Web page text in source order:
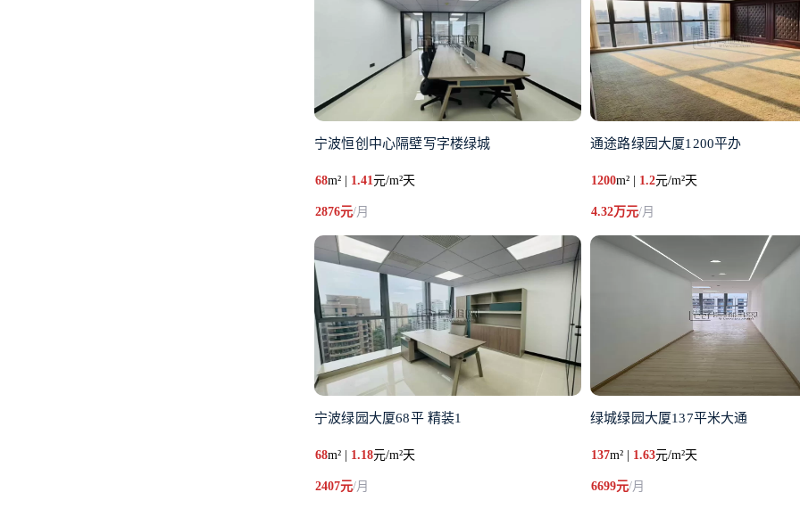
宁波恒创中心隔壁写字楼绿城
68m² | 1.41元/m²天
2876元/月
通途路绿园大厦1200平办
1200m² | 1.2元/m²天
4.32万元/月
宁波绿园大厦68平 精装1
68m² | 1.18元/m²天
2407元/月
绿城绿园大厦137平米大通
137m² | 1.63元/m²天
6699元/月